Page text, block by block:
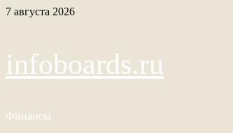
Перейти
7 августа 2026
infoboards.ru
Финансы